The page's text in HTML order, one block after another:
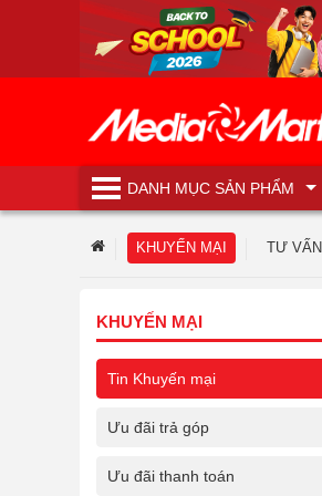
DANH MỤCSẢN PHẨM
KHUYẾN MẠI TƯ VẤN
KHUYẾN MẠI
Tin Khuyến mại
Ưu đãi trả góp
Ưu đãi thanh toán